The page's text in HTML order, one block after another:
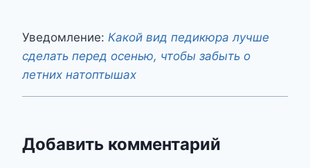
Уведомление: Какой вид педикюра лучше
сделать перед осенью, чтобы забыть о
летних натоптышах
Добавить комментарий